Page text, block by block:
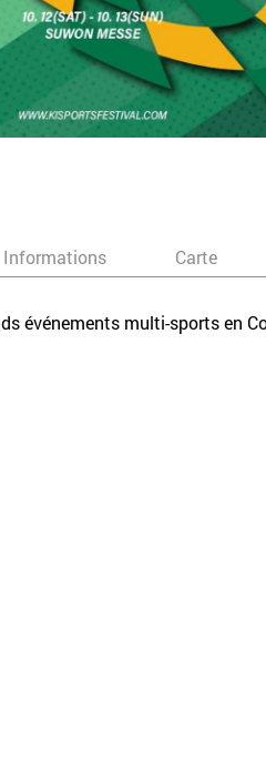
Informations Carte
événements multi-sports en